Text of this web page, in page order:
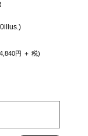
円 ＋ 税)